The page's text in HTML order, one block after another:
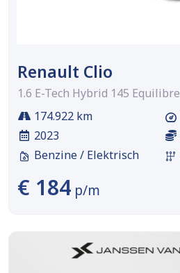
Renault Clio
1.6 E-Tech Hybrid 145 Equilibre
174.922 km
2023
Benzine / Elektrisch
€ 184 p/m